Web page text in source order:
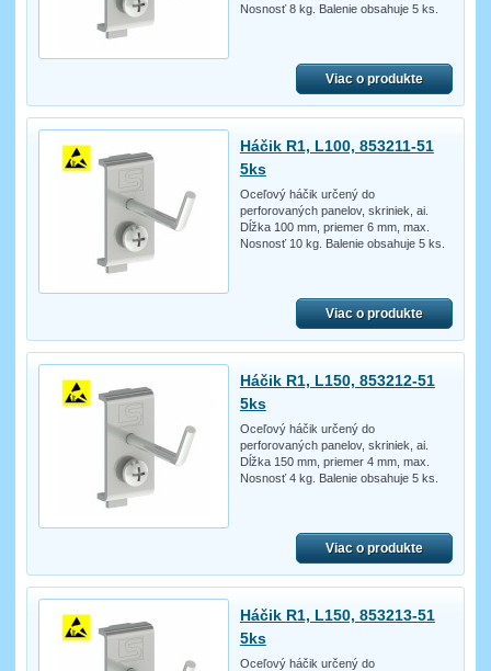
Nosnosť 8 kg. Balenie obsahuje 5 ks.
Viac o produkte
Háčik R1, L100, 853211-51
5ks
Oceľový háčik určený do
perforovaných panelov, skriniek, ai.
Dĺžka 100 mm, priemer 6 mm, max.
Nosnosť 10 kg. Balenie obsahuje 5 ks.
Viac o produkte
Háčik R1, L150, 853212-51
5ks
Oceľový háčik určený do
perforovaných panelov, skriniek, ai.
Dĺžka 150 mm, priemer 4 mm, max.
Nosnosť 4 kg. Balenie obsahuje 5 ks.
Viac o produkte
Háčik R1, L150, 853213-51
5ks
Oceľový háčik určený do